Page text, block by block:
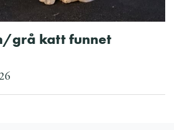
grå katt funnet